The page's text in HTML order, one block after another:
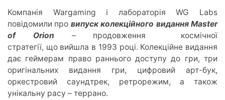
Компанія Wargaming і лабораторія WG Labs
повідомили про випуск колекційного видання Master
of Orion – продовження космічної
стратегії, що вийшла в 1993 році. Колекційне видання
дає геймерам право раннього доступу до гри, три
оригінальних видання гри, цифровий арт-бук,
оркестровий саундтрек, ретрорежим, а також
унікальну расу – террано.